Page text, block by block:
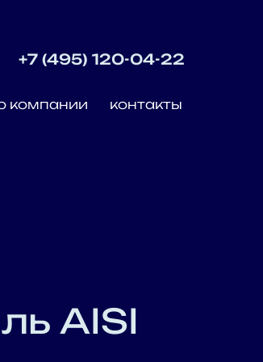
+7 (495) 120-04-22
компании контакты
AISI